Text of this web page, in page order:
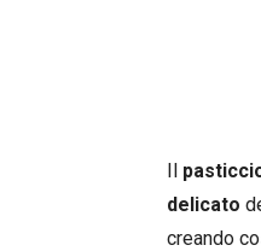
Il
delicato
creando